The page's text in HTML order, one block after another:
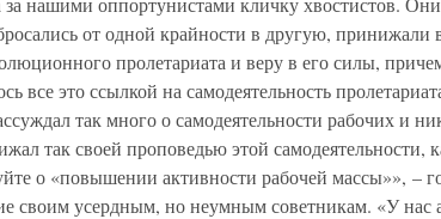
от одной крайности в другую, принижали
пролетариата и веру в его силы,
все это ссылкой на самодеятельность
так много о самодеятельности рабочих и
так своей проповедью этой самодеятельности,
о «повышении активности рабочей массы»», –
своим усердным, но неумным советникам. «У нас